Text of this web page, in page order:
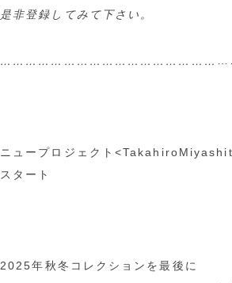
是非登録してみて下さい。
……………………………………………
ニュープロジェクト
スタート
2025年秋冬コレクションを最後に